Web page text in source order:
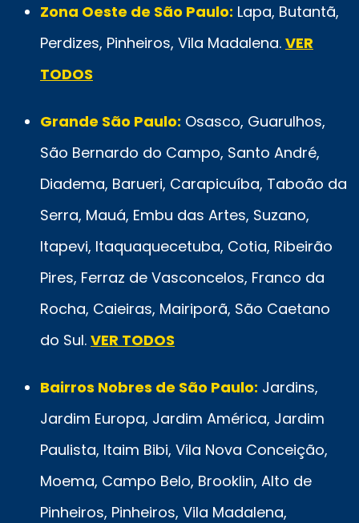
Zona Oeste de São Paulo: Lapa, Butantã,
Perdizes, Pinheiros, Vila Madalena. VER
TODOS
Grande São Paulo: Osasco, Guarulhos,
São Bernardo do Campo, Santo André,
Diadema, Barueri, Carapicuíba, Taboão da
Serra, Mauá, Embu das Artes, Suzano,
Itapevi, Itaquaquecetuba, Cotia, Ribeirão
Pires, Ferraz de Vasconcelos, Franco da
Rocha, Caieiras, Mairiporã, São Caetano
do Sul. VER TODOS
Bairros Nobres de São Paulo: Jardins,
Jardim Europa, Jardim América, Jardim
Paulista, Itaim Bibi, Vila Nova Conceição,
Moema, Campo Belo, Brooklin, Alto de
Pinheiros, Pinheiros, Vila Madalena,